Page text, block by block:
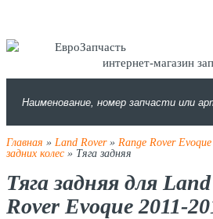
интернет-магазин
Главная » Land Rover» Range Rover
задних колес» Тяга задняя
Тяга задняя для
Rover Evoque 2011-